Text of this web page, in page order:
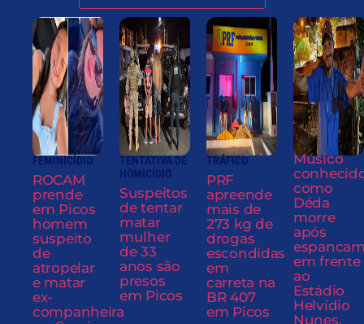
FEMINICÍDIO
ROCAM
prende
em Picos
homem
suspeito
de
atropelar
e matar
ex-
companheira
TENTATIVA DE
HOMICÍDIO
Suspeitos
de tentar
matar
mulher
de 33
anos são
presos
em Picos
TRÁFICO
PRF
apreende
mais de
273 kg de
drogas
escondidas
em
carreta na
BR 407
em Picos
Músico
como
Déda
morre
após
em frente
ao
Estádio
Helvídio
Nunes,